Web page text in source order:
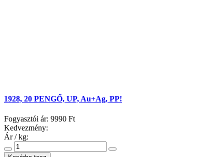
1928, 20 PENGŐ, UP, Au+Ag, PP!
Fogyasztói ár: 9990 Ft
Kedvezmény:
Ár / kg: